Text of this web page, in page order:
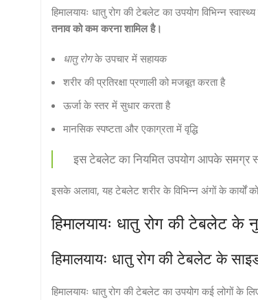
हिमालयायः धातु रोग की टेबलेट का उपयोग विभिन्न
तनाव को कम करना शामिल है।
धातु रोगके उपचार में सहायक
शरीर की प्रतिरक्षा प्रणाली को मजबूत करता है
ऊर्जा के स्तर में सुधार करता है
मानसिक स्पष्टता और एकाग्रता में वृद्धि
इस टेबलेट का नियमित उपयोग आपके समग्र
इसके अलावा, यह टेबलेट शरीर के विभिन्न अंगों के
हिमालयायः धातु रोग की टेबलेट के
हिमालयायः धातु रोग की टेबलेट के
हिमालयायः धातु रोग की टेबलेट का उपयोग कई लोगों